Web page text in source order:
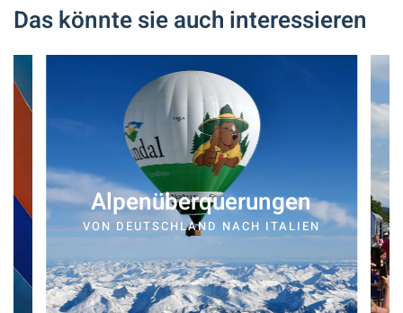
Das könnte sie auch interessieren
Alpenüberquerungen
VON DEUTSCHLAND NACH ITALIEN